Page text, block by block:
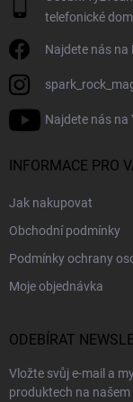
telefonické
Najdete nás na
Najdete nás na
INFORMACE PRO
Jak nakupovat
Obchodní podmínky
Podmínky ochrany
Moje objednávka
ODEBÍRAT
Vložte svůj e-mail a
produktech na našem